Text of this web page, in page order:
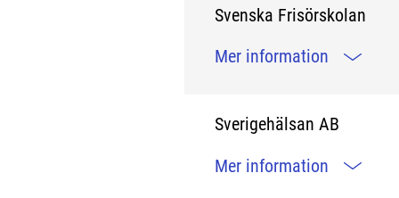
Svenska Frisörskolan
Mer information
Sverigehälsan AB
Mer information